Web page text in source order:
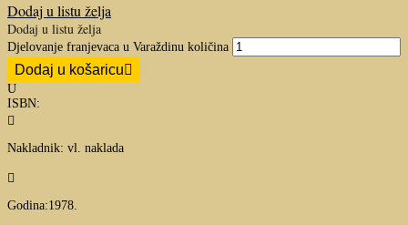
Dodaj u listu želja
Dodaj u listu želja
Djelovanje franjevaca u Varaždinu količina
Dodaj u košaricu
U
ISBN:

Nakladnik: vl. naklada

Godina:1978.